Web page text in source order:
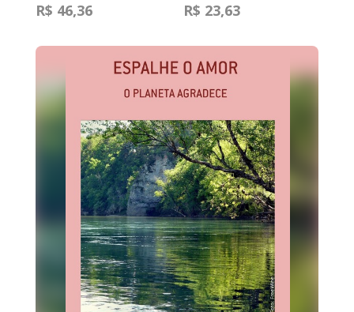
R$ 46,36 R$ 23,63